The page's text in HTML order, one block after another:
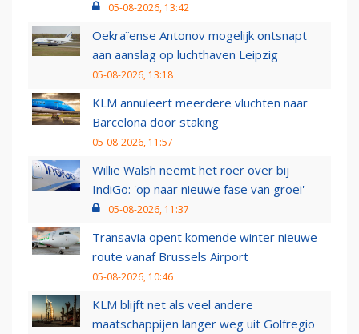
05-08-2026, 13:42
Oekraïense Antonov mogelijk ontsnapt
aan aanslag op luchthaven Leipzig
05-08-2026, 13:18
KLM annuleert meerdere vluchten naar
Barcelona door staking
05-08-2026, 11:57
Willie Walsh neemt het roer over bij
IndiGo: 'op naar nieuwe fase van groei'
05-08-2026, 11:37
Transavia opent komende winter nieuwe
route vanaf Brussels Airport
05-08-2026, 10:46
KLM blijft net als veel andere
maatschappijen langer weg uit Golfregio